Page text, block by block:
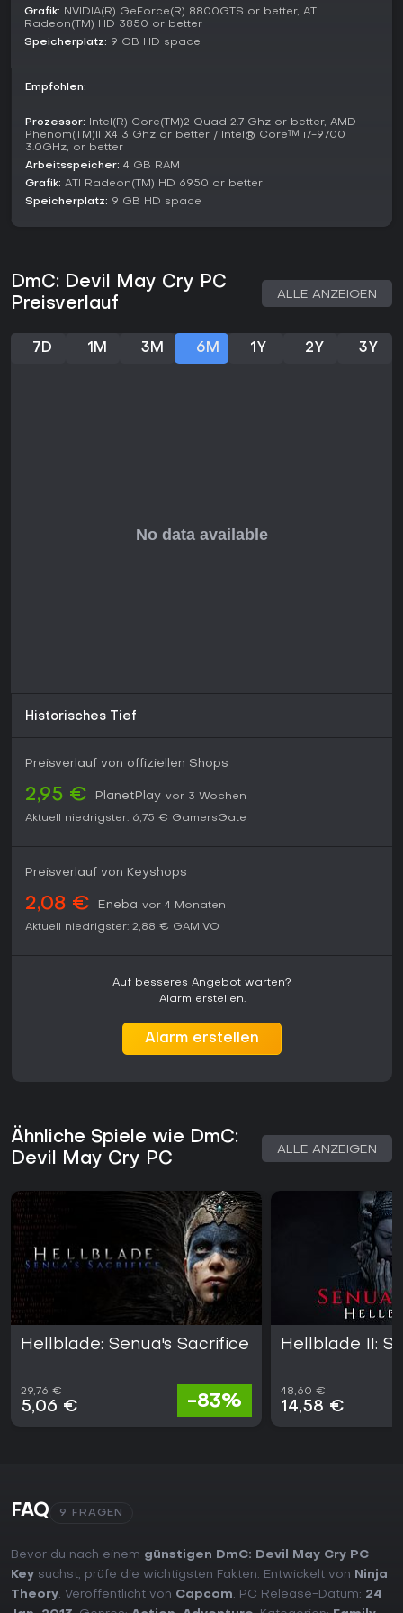
Elemente - es geht rein ums Überleben und makellose
Combos.
Herkunft kennt und ein Leben lang von Dämonen gequält
establishment Gruppe The Order, führt ihn zur Annahme
seiner doppelten Natur. Dieser innere Zwiespalt prägt nicht
engelhaften und dämonischen Kräften.
Im modernen Setting agieren Dämonen als korporative
Lohnt es sich?
Potenzial finden in DmC: Devil May Cry auch Jahre nach
Release einen echten Reiz. Das Kampfsystem motiviert zum
und ohne Updates spielbar in vollem Umfang.
Grafik: NVIDIA(R) GeForce(R) 8800GTS or better, ATI
Radeon(TM) HD 3850 or better
Speicherplatz: 9 GB HD space
Empfohlen:
Prozessor: Intel(R) Core(TM)2 Quad 2.7 Ghz or better, AMD
Phenom(TM)II X4 3 Ghz or better / Intel® Core™ i7-9700
3.0GHz, or better
Arbeitsspeicher: 4 GB RAM
Grafik: ATI Radeon(TM) HD 6950 or better
Speicherplatz: 9 GB HD space
DmC: Devil May Cry PC
Preisverlauf
ALLE ANZEIGEN
7D 1M 3M 6M 1Y 2Y 3Y
Historisches Tief
Preisverlauf von offiziellen Shops
2,95 € PlanetPlay vor 3 Wochen
Aktuell niedrigster: 6,75 € GamersGate
Preisverlauf von Keyshops
2,08 € Eneba vor 4 Monaten
Aktuell niedrigster: 2,88 € GAMIVO
Auf besseres Angebot warten?
Alarm erstellen.
Alarm erstellen
Ähnliche Spiele wie DmC:
Devil May Cry PC
ALLE ANZEIGEN
Hellblade: Senua's Sacrifice
29,76 €
5,06 € -83%
Hellblade II:
48,60 €
14,58 €
FAQ 9 FRAGEN
Bevor du nach einem günstigen DmC: Devil May Cry PC
Key suchst, prüfe die wichtigsten Fakten. Entwickelt von
Ninja
Theory. Veröffentlicht von Capcom. PC Release-Datum: 24